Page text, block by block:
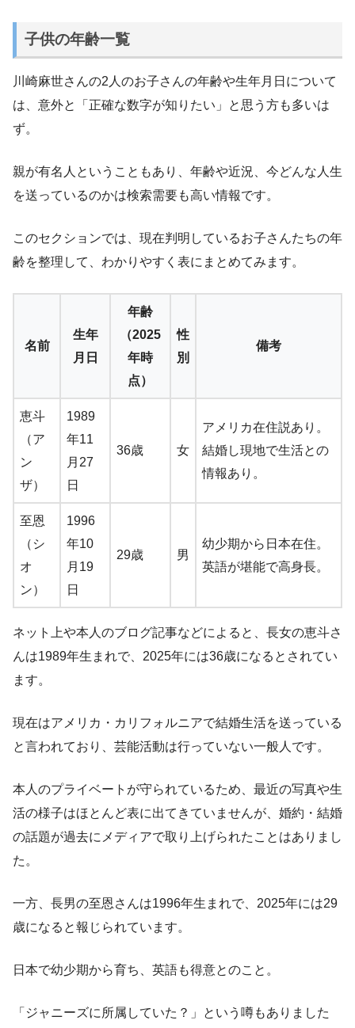
子供の年齢一覧
川崎麻世さんの2人のお子さんの年齢や生年月日について
は、意外と「正確な数字が知りたい」と思う方も多いは
ず。
親が有名人ということもあり、年齢や近況、今どんな人生
を送っているのかは検索需要も高い情報です。
このセクションでは、現在判明しているお子さんたちの年
齢を整理して、わかりやすく表にまとめてみます。
名前
生年
月日
年齢
（2025
年時
点）
性
別
備考
恵斗
（ア
ン
ザ）
1989
年11
月27
日
36歳 女
アメリカ在住説あり。
結婚し現地で生活との
情報あり。
至恩
（シ
オ
ン）
1996
年10
月19
日
29歳 男
幼少期から日本在住。
英語が堪能で高身長。
ネット上や本人のブログ記事などによると、長女の恵斗さ
んは1989年生まれで、2025年には36歳になるとされてい
ます。
現在はアメリカ・カリフォルニアで結婚生活を送っている
と言われており、芸能活動は行っていない一般人です。
本人のプライベートが守られているため、最近の写真や生
活の様子はほとんど表に出てきていませんが、婚約・結婚
の話題が過去にメディアで取り上げられたことはありまし
た。
一方、長男の至恩さんは1996年生まれで、2025年には29
歳になると報じられています。
日本で幼少期から育ち、英語も得意とのこと。
「ジャニーズに所属していた？」という噂もありました